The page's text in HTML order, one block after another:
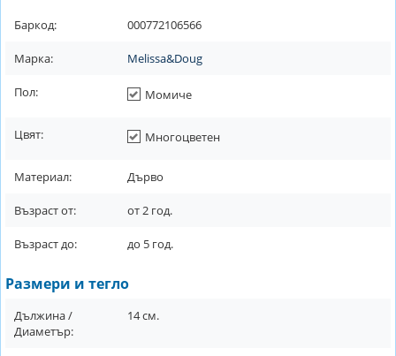
Баркод: 000772106566
Марка: Melissa&Doug
Пол: Момиче
Цвят: Многоцветен
Материал: Дърво
Възраст от: от2 год.
Възраст до: до 5 год.
Размери и тегло
Дължина /
Диаметър:
14см.